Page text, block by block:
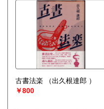
古書法楽
（出久根達郎 ）
￥800